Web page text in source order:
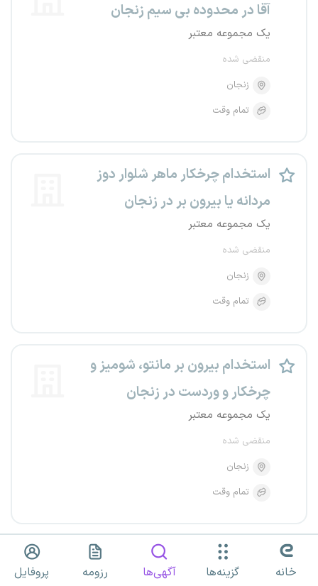
آقا در محدوده بی سیم زنجان
یک مجموعه معتبر
منقضی شده
زنجان
تمام وقت
استخدام چرخکار ماهر شلوار دوز
مردانه یا بیرون بر در زنجان
یک مجموعه معتبر
منقضی شده
زنجان
تمام وقت
استخدام بیرون بر مانتو، شومیز و
چرخکار و وردست در زنجان
یک مجموعه معتبر
منقضی شده
زنجان
تمام وقت
استخدام تعدادی چرخکار راسته
خانه گزینه‌ها آگهی‌ها رزومه پروفایل